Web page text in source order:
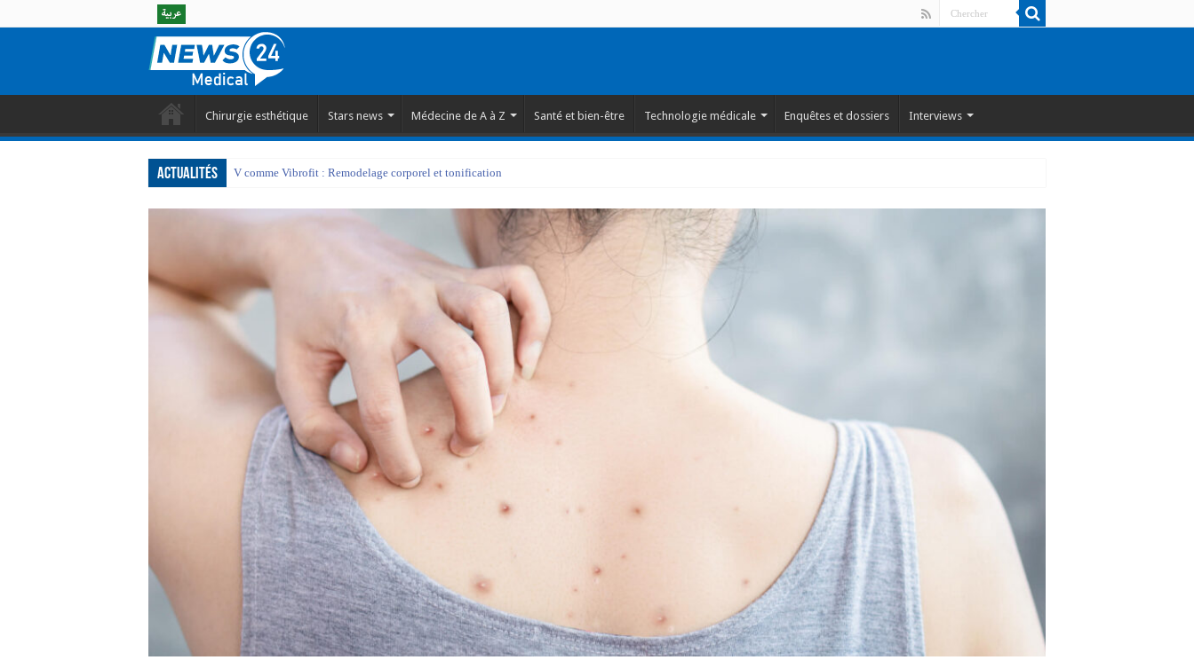
Chirurgie esthétique Stars news Médecine de A à Z Santé et bien-être Technologie médicale Enquêtes et dossiers Interviews
Actualités V comme Vibrofit : Remodelage corporel et tonification